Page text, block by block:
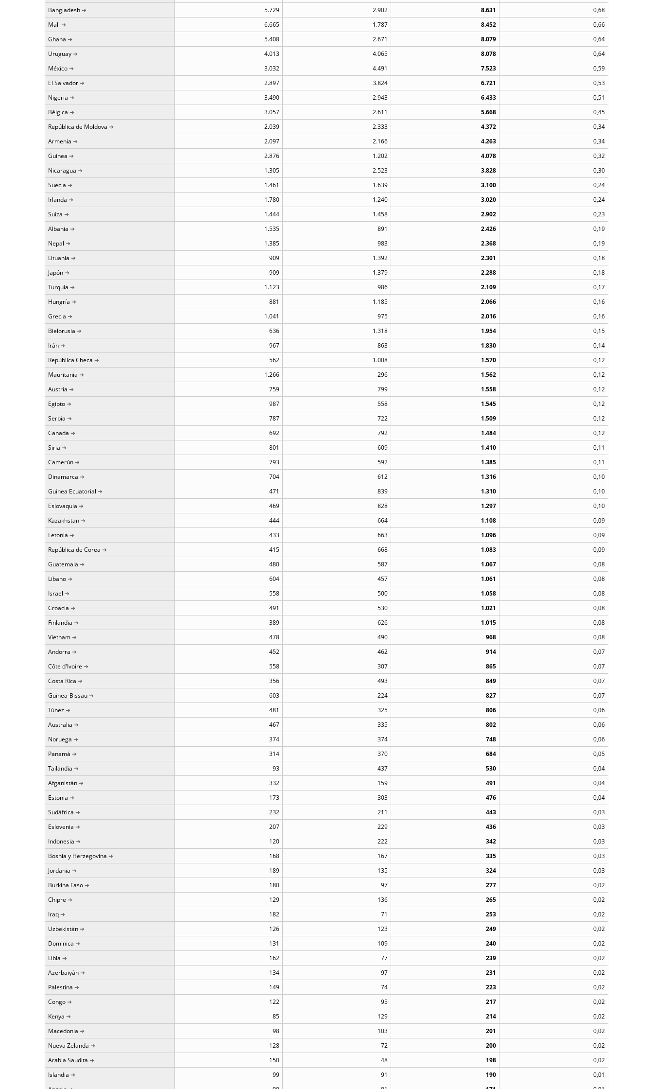
Bangladesh 5.729 2.902 8.631
0,68
Mali
6.665 1.787 8.452
0,66
Ghana
5.408 2.671 8.079
0,64
Uruguay
4.013 4.065 8.078
0,64
México
3.032 4.491 7.523
0,59
El Salvador
2.897 3.824 6.721
0,53
Nigeria
3.490 2.943 6.433
0,51
Bélgica
3.057 2.611 5.668
0,45
República de Moldova
2.039 2.333 4.372
0,34
Armenia
2.097 2.166 4.263
0,34
Guinea
2.876 1.202 4.078
0,32
Nicaragua
1.305 2.523 3.828
0,30
Suecia
1.461 1.639 3.100
0,24
Irlanda
1.780 1.240 3.020
0,24
Suiza
1.444 1.458 2.902
0,23
Albania
1.535 891 2.426
0,19
Nepal
1.385 983 2.368
0,19
Lituania
909 1.392 2.301
0,18
Japón
909 1.379 2.288
0,18
Turquía
1.123 986 2.109
0,17
Hungría
881 1.185 2.066
0,16
Grecia
1.041 975 2.016
0,16
Bielorusia
636 1.318 1.954
0,15
Irán
967 863 1.830
0,14
República Checa
562 1.008 1.570
0,12
Mauritania
1.266 296 1.562
0,12
Austria
759 799 1.558
0,12
Egipto
987 558 1.545
0,12
Serbia
787 722 1.509
0,12
Canada
692 792 1.484
0,12
Siria
801 609 1.410
0,11
Camerún
793 592 1.385
0,11
Dinamarca
704 612 1.316
0,10
Guinea Ecuatorial
471 839 1.310
0,10
Eslovaquia
469 828 1.297
0,10
Kazakhstan
444 664 1.108
0,09
Letonia
433 663 1.096
0,09
República de Corea
415 668 1.083
0,09
Guatemala
480 587 1.067
0,08
Líbano
604 457 1.061
0,08
Israel
558 500 1.058
0,08
Croacia
491 530 1.021
0,08
Finlandia
389 626 1.015
0,08
Vietnam
478 490 968
0,08
Andorra
452 462 914
0,07
Côte d'Ivoire
558 307 865
0,07
Costa Rica
356 493 849
0,07
Guinea-Bissau
603 224 827
0,07
Túnez
481 325 806
0,06
Australia
467 335 802
0,06
Noruega
374 374 748
0,06
Panamá
314 370 684
0,05
Tailandia
93 437 530
0,04
Afganistán
332 159 491
0,04
Estonia
173 303 476
0,04
Sudáfrica
232 211 443
0,03
Eslovenia
207 229 436
0,03
Indonesia
120 222 342
0,03
Bosnia y Herzegovina
168 167 335
0,03
Jordania
189 135 324
0,03
Burkina Faso
180 97 277
0,02
Chipre
129 136 265
0,02
Iraq
182 71 253
0,02
Uzbekistán
126 123 249
0,02
Dominica
131 109 240
0,02
Libia
162 77 239
0,02
Azerbaiyán
134 97 231
0,02
Palestina
149 74 223
0,02
Congo
122 95 217
0,02
Kenya
85 129 214
0,02
Macedonia
98 103 201
0,02
Nueva Zelanda
128 72 200
0,02
Arabia Saudita
150 48 198
0,02
Islandia
99 91 190
0,01